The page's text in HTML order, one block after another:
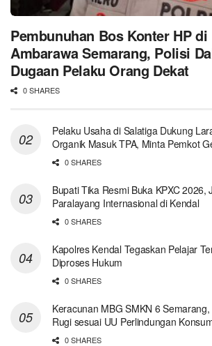
Pembunuhan Bos Konter HP di
Ambarawa Semarang, Polisi
Dugaan Pelaku Orang Dekat
0 SHARES
Pelaku Usaha di Salatiga Dukung
Organik Masuk TPA, Minta Pemkot
0 SHARES
Bupati Tika Resmi Buka KPXC 2026,
Paralayang Internasional di Kendal
0 SHARES
Kapolres Kendal Tegaskan Pelajar
Diproses Hukum
0 SHARES
Keracunan MBG SMKN 6
Rugi sesuai UU Perlindungan
0 SHARES